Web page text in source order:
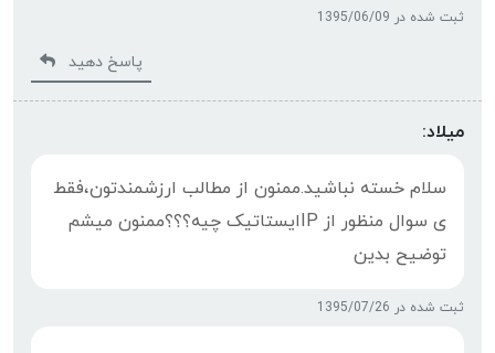
ثبت شده در 1395/06/09
پاسخ دهید
میلاد:
سلام خسته نباشید.ممنون از مطالب ارزشمندتون،فقط
ی سوال منظور از IPایستاتیک چیه؟؟؟ممنون میشم
توضیح بدین
ثبت شده در 1395/07/26